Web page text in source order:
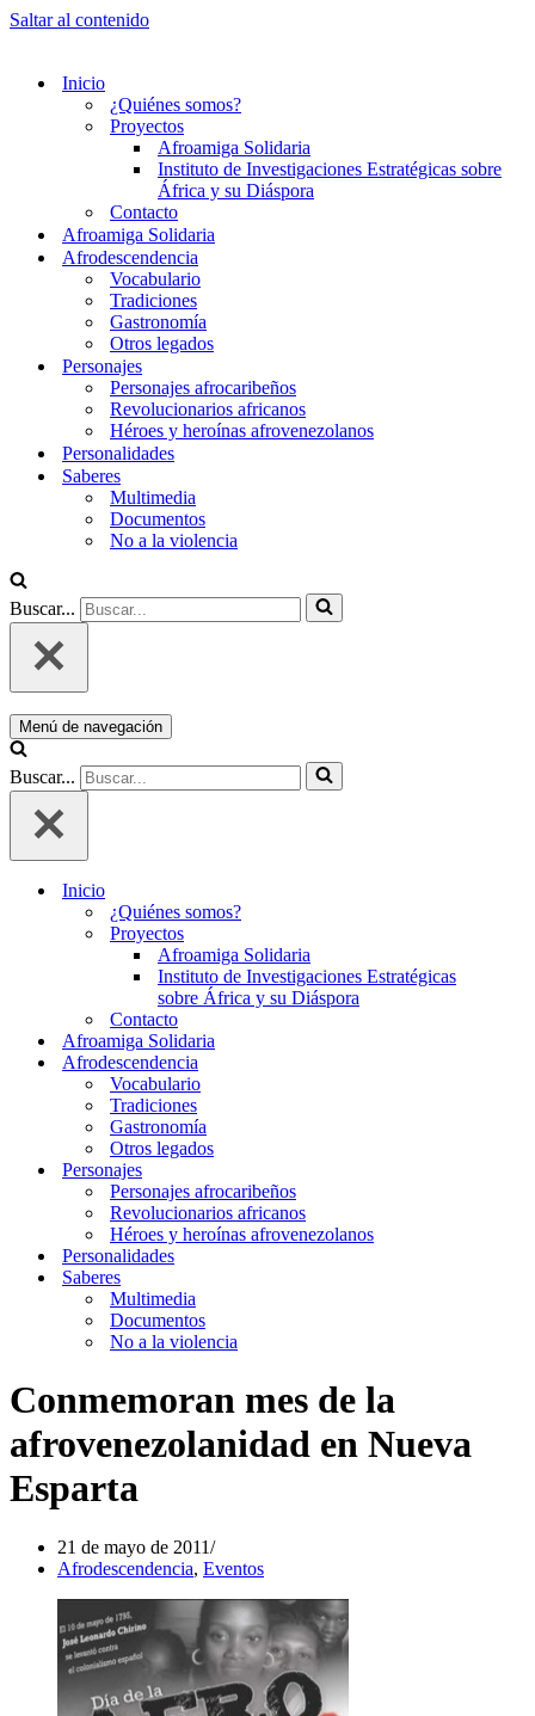
Saltar al contenido
Inicio
¿Quiénes somos?
Proyectos
Afroamiga Solidaria
Instituto de Investigaciones Estratégicas sobre
África y su Diáspora
Contacto
Afroamiga Solidaria
Afrodescendencia
Vocabulario
Tradiciones
Gastronomía
Otros legados
Personajes
Personajes afrocaribeños
Revolucionarios africanos
Héroes y heroínas afrovenezolanos
Personalidades
Saberes
Multimedia
Documentos
No a la violencia
Buscar...
Menú de navegación
Buscar...
Inicio
¿Quiénes somos?
Proyectos
Afroamiga Solidaria
Instituto de Investigaciones Estratégicas
sobre África y su Diáspora
Contacto
Afroamiga Solidaria
Afrodescendencia
Vocabulario
Tradiciones
Gastronomía
Otros legados
Personajes
Personajes afrocaribeños
Revolucionarios africanos
Héroes y heroínas afrovenezolanos
Personalidades
Saberes
Multimedia
Documentos
No a la violencia
Conmemoran mes de la
afrovenezolanidad en Nueva
Esparta
21 de mayo de 2011
Afrodescendencia, Eventos